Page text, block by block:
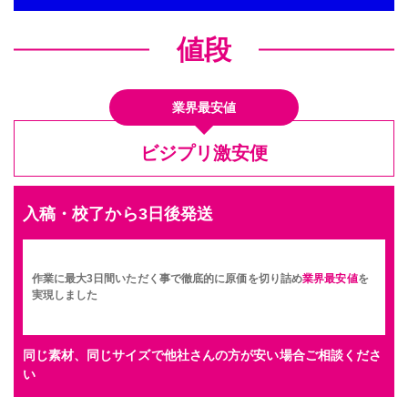
値段
業界最安値
ビジプリ激安便
入稿・校了から3日後発送
作業に最大3日間いただく事で徹底的に原価を切り詰め業界最安値を
実現しました
同じ素材、同じサイズで他社さんの方が安い場合ご相談くださ
い